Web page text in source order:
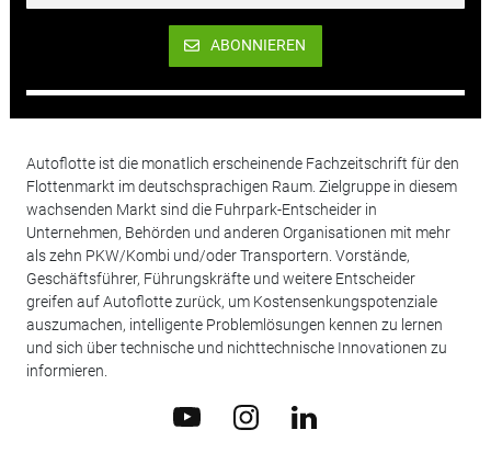
ABONNIEREN
Autoflotte ist die monatlich erscheinende Fachzeitschrift für den
Flottenmarkt im deutschsprachigen Raum. Zielgruppe in diesem
wachsenden Markt sind die Fuhrpark-Entscheider in
Unternehmen, Behörden und anderen Organisationen mit mehr
als zehn PKW/Kombi und/oder Transportern. Vorstände,
Geschäftsführer, Führungskräfte und weitere Entscheider
greifen auf Autoflotte zurück, um Kostensenkungspotenziale
auszumachen, intelligente Problemlösungen kennen zu lernen
und sich über technische und nichttechnische Innovationen zu
informieren.